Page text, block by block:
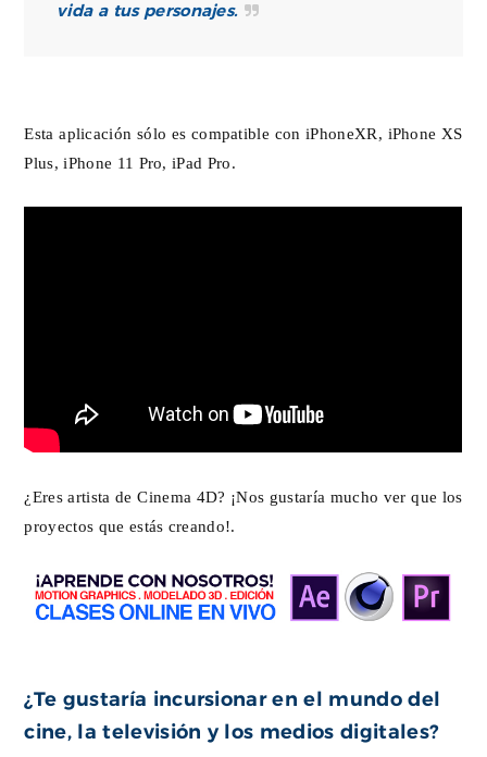
vida a tus personajes.
Esta aplicación sólo es compatible con iPhoneXR, iPhone XS
Plus, iPhone 11 Pro, iPad Pro.
¿Eres artista de Cinema 4D? ¡Nos gustaría mucho ver que los
proyectos que estás creando!.
¿Te gustaría incursionar en el mundo del
cine, la televisión y los medios digitales?